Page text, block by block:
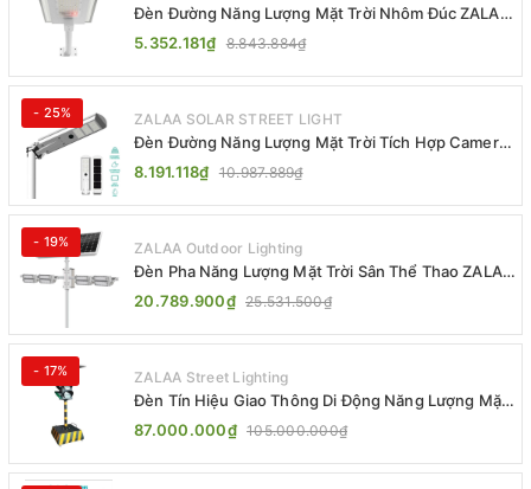
Đèn Đường Năng Lượng Mặt Trời Nhôm Đúc ZALAA
ZL-BWH Cao Cấp IP65
5.352.181₫ 8.843.884₫
- 25% ZALAA SOLAR STREET LIGHT
Đèn Đường Năng Lượng Mặt Trời Tích Hợp Camera
ZALAA ZL-BJ04-CCTV (80W, IP65)
8.191.118₫ 10.987.889₫
- 19% ZALAA Outdoor Lighting
Đèn Pha Năng Lượng Mặt Trời Sân Thể Thao ZALAA
Jsc Chống Nước IP65 Cao Cấp
20.789.900₫ 25.531.500₫
- 17% ZALAA Street Lighting
Đèn Tín Hiệu Giao Thông Di Động Năng Lượng Mặt
Trời ZALAA ZL-300A-D
87.000.000₫ 105.000.000₫